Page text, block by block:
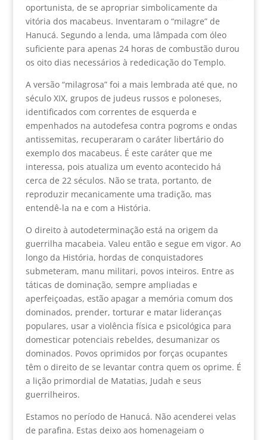
oportunista, de se apropriar simbolicamente da
vitória dos macabeus. Inventaram o “milagre” de
Hanucá. Segundo a lenda, uma lâmpada com óleo
suficiente para apenas 24 horas de combustão durou
os oito dias necessários à rededicação do Templo.
A versão “milagrosa” foi a mais lembrada até que, no
século XIX, grupos de judeus russos e poloneses,
identificados com correntes de esquerda e
empenhados na autodefesa contra pogroms e ondas
antissemitas, recuperaram o caráter libertário do
exemplo dos macabeus. É este caráter que me
interessa, pois atualiza um evento acontecido há
cerca de 22 séculos. Não se trata, portanto, de
reproduzir mecanicamente uma tradição, mas
entendê-la na e com a História.
O direito à autodeterminação está na origem da
guerrilha macabeia. Valeu então e segue em vigor. Ao
longo da História, hordas de conquistadores
submeteram, manu militari, povos inteiros. Entre as
táticas de dominação, sempre ampliadas e
aperfeiçoadas, estão apagar a memória comum dos
dominados, prender, torturar e matar lideranças
populares, usar a violência física e psicológica para
domesticar potenciais rebeldes, desumanizar os
dominados. Povos oprimidos por forças ocupantes
têm o direito de se levantar contra quem os oprime. É
a lição primordial de Matatias, Judah e seus
guerrilheiros.
Estamos no período de Hanucá. Não acenderei velas
de parafina. Estas deixo aos homenageiam o